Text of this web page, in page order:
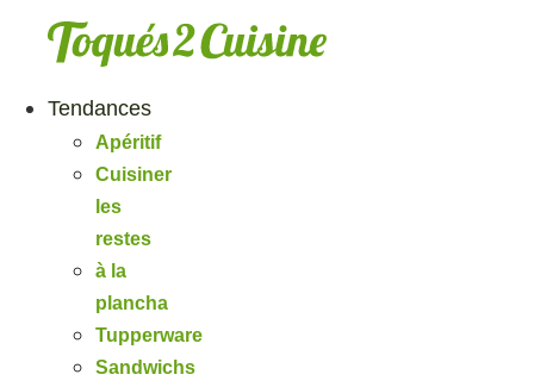
Tendances
Apéritif
Cuisiner
les
restes
à la
plancha
Tupperware
Sandwichs